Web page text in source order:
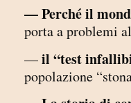
— Perché il
porta a problemi
—il “test
popolazione